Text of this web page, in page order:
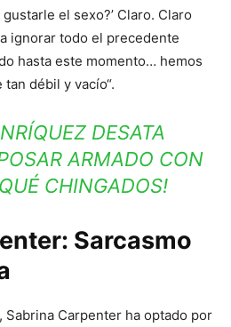
el sexo?’ Claro. Claro
ignorar todo el precedente
hasta este momento… hemos
débil y vacío“.
DESATA
ARMADO CON
CHINGADOS!
Sarcasmo
Carpenter ha optado por